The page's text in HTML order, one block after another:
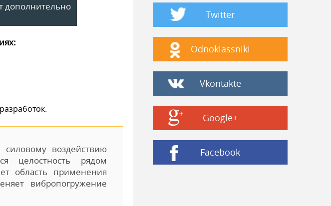
дополнительно
воздействию
целостность рядом
область применения
вибропогружение
Twitter
Odnoklassniki
Vkontakte
Google+
Facebook